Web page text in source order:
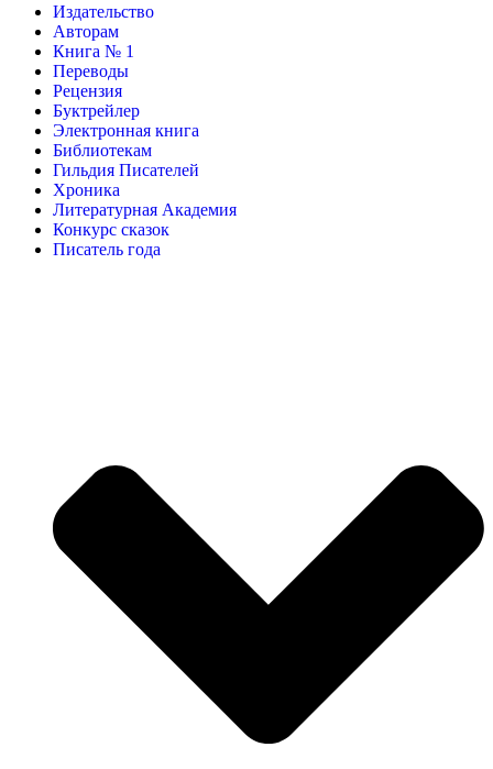
Издательство
Авторам
Книга № 1
Переводы
Рецензия
Буктрейлер
Электронная книга
Библиотекам
Гильдия Писателей
Хроника
Литературная Академия
Конкурс сказок
Писатель года